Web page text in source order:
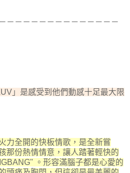
－－－－－－－－－－－－－－
」是感受到他們動感十足最大限
力全開的快板情歌，是全新嘗
那份熱情情意，讓人踏著輕快的
。形容滿腦子都是心愛的